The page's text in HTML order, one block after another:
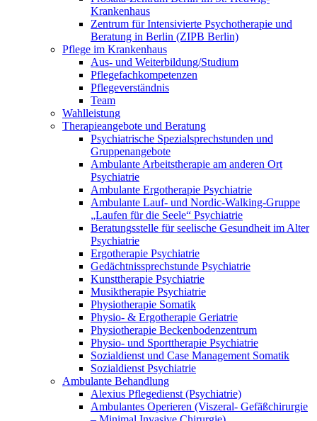
Krankenhaus
Zentrum für Intensivierte Psychotherapie und
Beratung in Berlin (ZIPB Berlin)
Pflege im Krankenhaus
Aus- und Weiterbildung/Studium
Pflegefachkompetenzen
Pflegeverständnis
Team
Wahlleistung
Therapieangebote und Beratung
Psychiatrische Spezialsprechstunden und
Gruppenangebote
Ambulante Arbeitstherapie am anderen Ort
Psychiatrie
Ambulante Ergotherapie Psychiatrie
Ambulante Lauf- und Nordic-Walking-Gruppe
„Laufen für die Seele“ Psychiatrie
Beratungsstelle für seelische Gesundheit im Alter
Psychiatrie
Ergotherapie Psychiatrie
Gedächtnissprechstunde Psychiatrie
Kunsttherapie Psychiatrie
Musiktherapie Psychiatrie
Physiotherapie Somatik
Physio- & Ergotherapie Geriatrie
Physiotherapie Beckenbodenzentrum
Physio- und Sporttherapie Psychiatrie
Sozialdienst und Case Management Somatik
Sozialdienst Psychiatrie
Ambulante Behandlung
Alexius Pflegedienst (Psychiatrie)
Ambulantes Operieren (Viszeral- Gefäßchirurgie